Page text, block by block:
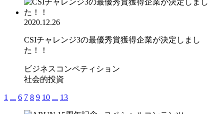
2020.12.26
CSIチャレンジ3の最優秀賞獲得企業が決定しまし
た！！
ビジネスコンペティション
社会的投資
1 ... 6 7 8 9 10 ... 13